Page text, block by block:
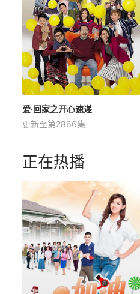
爱·回家之开心速递
更新至第2866集
正在热播